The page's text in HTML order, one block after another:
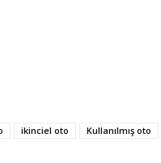
ikinciel oto Kullanılmış oto